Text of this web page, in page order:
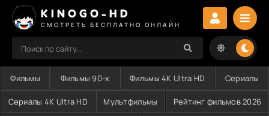
KINOGO-HD
СМОТРЕТЬ БЕСПЛАТНО ОНЛАЙН
Фильмы Фильмы 90-х Фильмы 4K Ultra HD Сериалы
Сериалы 4K Ultra HD Мультфильмы Рейтинг фильмов 2026